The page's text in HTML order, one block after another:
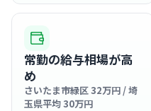
常勤の給与相場が高
め
さいたま市緑区 32万円 / 埼
玉県平均 30万円